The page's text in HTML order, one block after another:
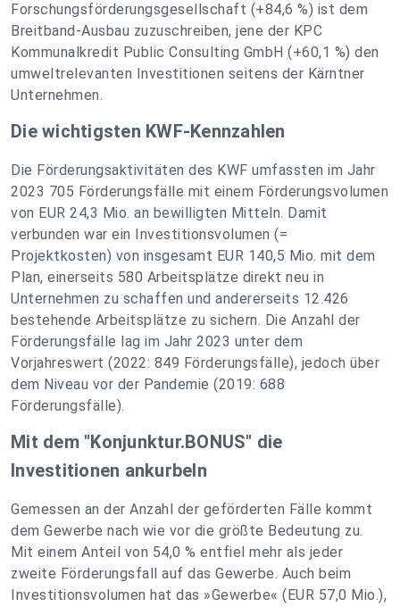
Forschungsförderungsgesellschaft (+84,6 %) ist dem
Breitband-Ausbau zuzuschreiben, jene der KPC
Kommunalkredit Public Consulting GmbH (+60,1 %) den
umweltrelevanten Investitionen seitens der Kärntner
Unternehmen.
Die wichtigsten KWF-Kennzahlen
Die Förderungsaktivitäten des KWF umfassten im Jahr
2023 705 Förderungsfälle mit einem Förderungsvolumen
von EUR 24,3 Mio. an bewilligten Mitteln. Damit
verbunden war ein Investitionsvolumen (=
Projektkosten) von insgesamt EUR 140,5 Mio. mit dem
Plan, einerseits 580 Arbeitsplätze direkt neu in
Unternehmen zu schaffen und andererseits 12.426
bestehende Arbeitsplätze zu sichern. Die Anzahl der
Förderungsfälle lag im Jahr 2023 unter dem
Vorjahreswert (2022: 849 Förderungsfälle), jedoch über
dem Niveau vor der Pandemie (2019: 688
Förderungsfälle).
Mit dem "Konjunktur.BONUS" die
Investitionen ankurbeln
Gemessen an der Anzahl der geförderten Fälle kommt
dem Gewerbe nach wie vor die größte Bedeutung zu.
Mit einem Anteil von 54,0 % entfiel mehr als jeder
zweite Förderungsfall auf das Gewerbe. Auch beim
Investitionsvolumen hat das »Gewerbe« (EUR 57,0 Mio.),